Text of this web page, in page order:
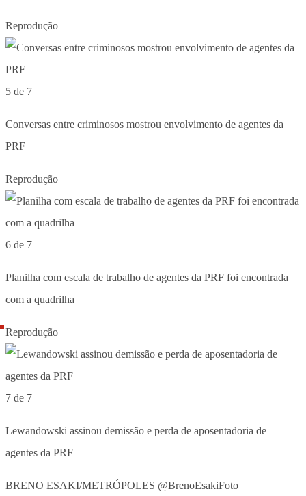
Reprodução
5 de 7
Conversas entre criminosos mostrou envolvimento de agentes da
PRF
Reprodução
6 de 7
Planilha com escala de trabalho de agentes da PRF foi encontrada
com a quadrilha
Reprodução
7 de 7
Lewandowski assinou demissão e perda de aposentadoria de
agentes da PRF
BRENO ESAKI/METRÓPOLES @BrenoEsakiFoto